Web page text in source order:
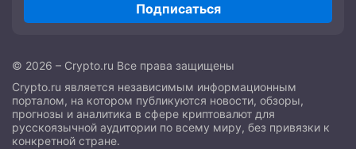
Подписаться
© 2026 – Crypto.ru Все права защищены
Crypto.ru является независимым информационным
порталом, на котором публикуются новости, обзоры,
прогнозы и аналитика в сфере криптовалют для
русскоязычной аудитории по всему миру, без привязки к
конкретной стране.